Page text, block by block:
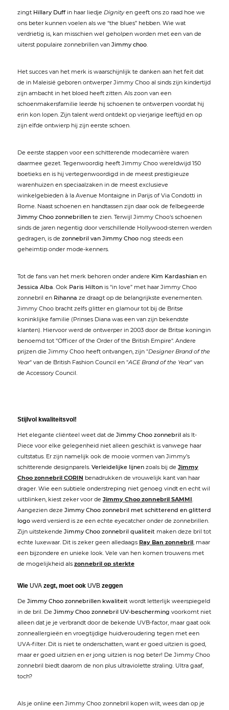
zingt Hillary Duffin haar liedje Dignityen geeft ons zo raad hoe we
ons beter kunnen voelen als we “the blues” hebben. Wie wat
verdrietig is, kan misschien wel geholpen worden met een van de
uiterst populaire zonnebrillen van Jimmy choo.
Het succes van het merk is waarschijnlijk te danken aan het feit dat
de in Maleisië geboren ontwerper Jimmy Choo al sinds zijn kindertijd
zijn ambacht in het bloed heeft zitten. Als zoon van een
schoenmakersfamilie leerde hij schoenen te ontwerpen voordat hij
erin kon lopen. Zijn talent werd ontdekt op vierjarige leeftijd en op
zijn elfde ontwierp hij zijn eerste schoen.
De eerste stappen voor een schitterende modecarrière waren
daarmee gezet. Tegenwoordig heeft Jimmy Choo wereldwijd 150
boetieks en is hij vertegenwoordigd in de meest prestigieuze
warenhuizen en speciaalzaken in de meest exclusieve
winkelgebieden à la Avenue Montaigne in Parijs of Via Condotti in
Rome. Naast schoenen en handtassen zijn daar ook de felbegeerde
Jimmy Choo zonnebrillen te zien. Terwijl Jimmy Choo's schoenen
sinds de jaren negentig door verschillende Hollywood-sterren werden
gedragen, is de zonnebril van Jimmy Choo nog steeds een
geheimtip onder mode-kenners.
Tot de fans van het merk behoren onder andere Kim Kardashian en
Jessica Alba. Ook Paris Hilton is “in love” met haar Jimmy Choo
zonnebril en Rihanna ze draagt op de belangrijkste evenementen.
Jimmy Choo bracht zelfs glitter en glamour tot bij de Britse
koninklijke familie (Prinses Diana was een van zijn bekendste
klanten). Hiervoor werd de ontwerper in 2003 door de Britse koningin
benoemd tot "Officer of the Order of the British Empire". Andere
prijzen die Jimmy Choo heeft ontvangen, zijn "Designer Brand of the
Year" van de British Fashion Council en "ACE Brand of the Year" van
de Accessory Council.
Stijlvol kwaliteitsvol!
Het elegante cliënteel weet dat de Jimmy Choo zonnebril als It-
Piece voor elke gelegenheid niet alleen geschikt is vanwege haar
cultstatus. Er zijn namelijk ook de mooie vormen van Jimmy’s
schitterende designparels. Verleidelijke lijnen zoals bij de Jimmy
Choo zonnebril CORIN benadrukken de vrouwelijk kant van haar
drager. Wie een subtiele onderstreping niet genoeg vindt en echt wil
uitblinken, kiest zeker voor de Jimmy Choo zonnebril SAMMI.
Aangezien deze Jimmy Choo zonnebril met schitterend en glitterd
logo werd versierd is ze een echte eyecatcher onder de zonnebrillen.
Zijn uitstekende Jimmy Choo zonnebril qualiteit maken deze bril tot
echte luxewaar. Dit is zeker geen alledaags Ray Ban zonnebril, maar
een bijzondere en unieke look. Vele van hen komen trouwens met
de mogelijkheid als zonnebril op sterkte
Wie UVA zegt, moet ook UVB zeggen
De Jimmy Choo zonnebrillen kwaliteit wordt letterlijk weerspiegeld
in de bril. De Jimmy Choo zonnebril UV-bescherming voorkomt niet
alleen dat je je verbrandt door de bekende UVB-factor, maar gaat ook
zonneallergieën en vroegtijdige huidveroudering tegen met een
UVA-filter. Dit is niet te onderschatten, want er goed uitzien is goed,
maar er goed uitzien en er jong uitzien is nog beter! De Jimmy Choo
zonnebril biedt daarom de non plus ultraviolette straling. Ultra gaaf,
toch?
Als je online een Jimmy Choo zonnebril kopen wilt, wees dan op je